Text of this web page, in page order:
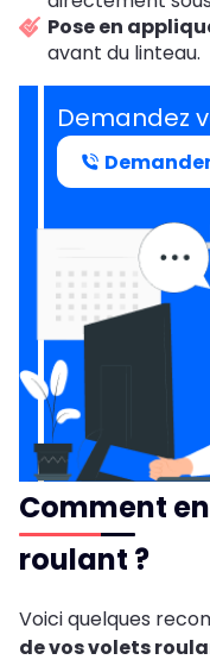
Pose en
avant du linteau.
Demandez
Comment
roulant ?
Voici quelques
de vos volets